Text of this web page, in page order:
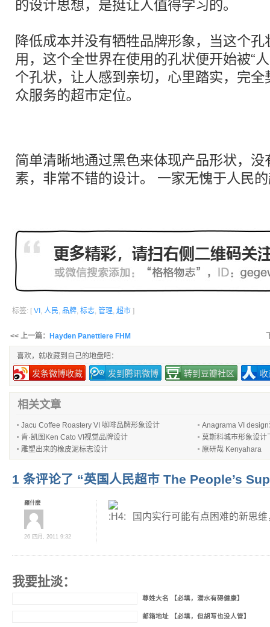
的设计思想，是挺让人值得学习的。
降低成本并没有牺牲品牌形象，当这个
用，这个全世界在使用的孔状便开始被“
个孔状，让人感到亲切，心里踏实，完
众服务的超市定位。
简单清晰地通过黑色来体现产品形状，
素，非常不错的设计。 一家无愧于人民
标签: [ VI , 人民, 品牌, 标志, 管理, 超市 ]
<< 上一篇： Hayden Panettiere FHM
喜欢，就收藏到自己的地盘吧：
发条微博收藏 发到腾讯微博 转到豆瓣社区
相关文章
Jacu Coffee Roastery VI 咖啡品牌形象设计
Anagrama VI
肯·凯图Ken Cato VI视觉品牌设计
莫斯科城市形象设计
雕塑出来的橡皮泥标志设计
原研哉 Kenyahara
1 条评论了 “英国人民超市 The People’s
羅什麽
26 四月, 2011 9:32
国内实行可能有点困难的新思
我要扯淡：
尊姓大名 【必填，潜水有碍健康】
邮箱地址 【必填，但胡写也没人管】